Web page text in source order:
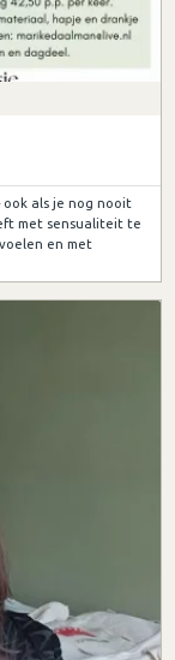
als je nog nooit
met sensualiteit te
en met